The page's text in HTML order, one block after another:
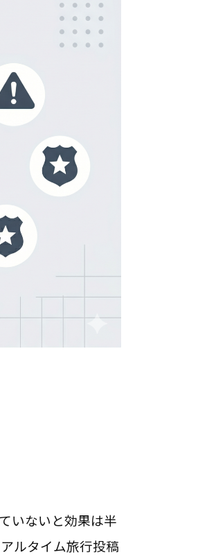
いないと効果は半
ルタイム旅行投稿